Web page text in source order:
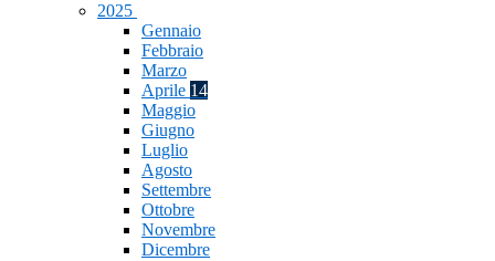
2025
Gennaio
Febbraio
Marzo
Aprile 14
Maggio
Giugno
Luglio
Agosto
Settembre
Ottobre
Novembre
Dicembre